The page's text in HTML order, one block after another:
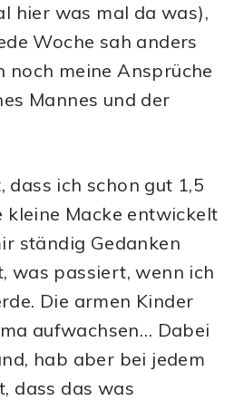
hier was mal da was),
Woche sah anders
noch meine Ansprüche
Mannes und der
dass ich schon gut 1,5
kleine Macke entwickelt
ständig Gedanken
was passiert, wenn ich
Die armen Kinder
aufwachsen… Dabei
hab aber bei jedem
dass das was